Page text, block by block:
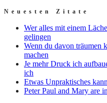
Neuesten Zitate
Wer alles mit einem
gelingen
Wenn du davon träumen
machen
Je mehr Druck ich
ich
Etwas Unpraktisches
Peter Paul and Mary are